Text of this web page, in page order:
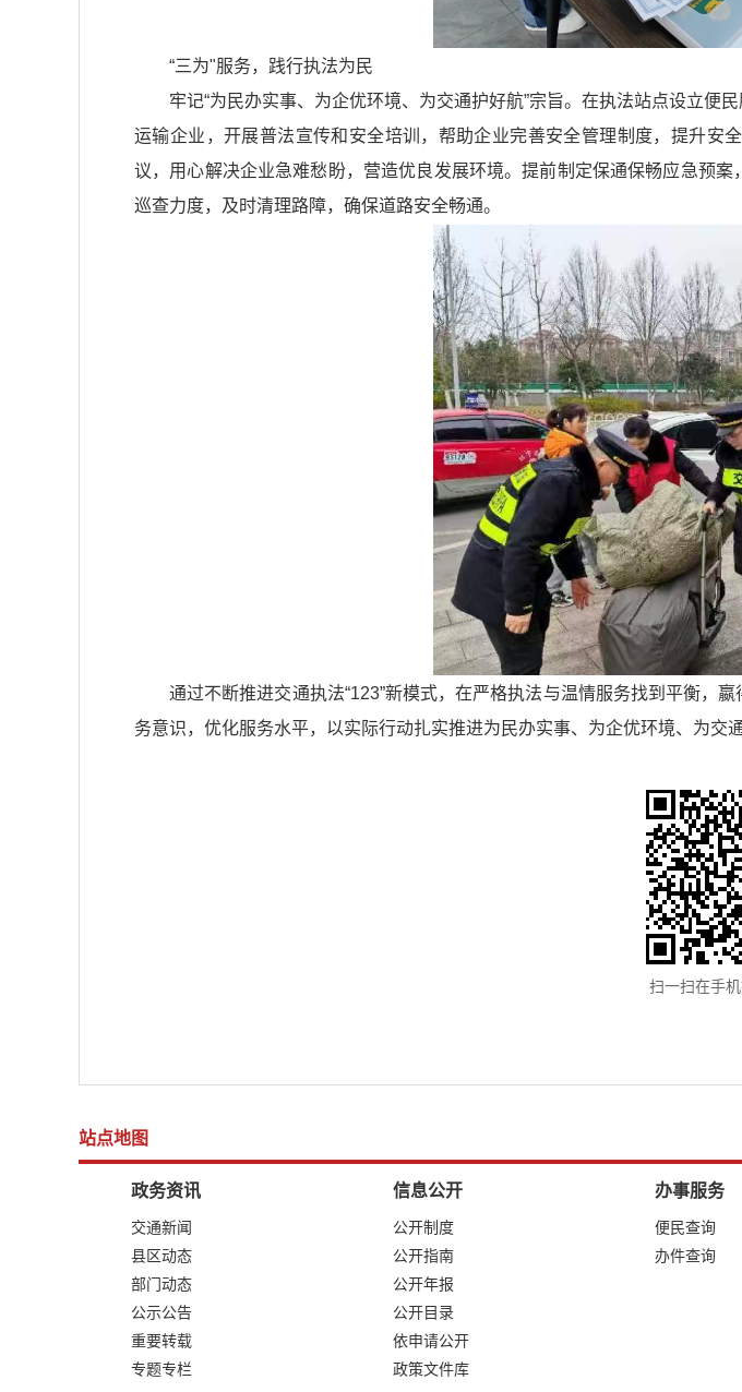
“三为"服务，践行执法为民
牢记“为民办实事、为企优环境、为交通护好航”宗旨。在执法站点设立
运输企业，开展普法宣传和安全培训，帮助企业完善安全管理制度，提升安
议，用心解决企业急难愁盼，营造优良发展环境。提前制定保通保畅应急预
巡查力度，及时清理路障，确保道路安全畅通。
通过不断推进交通执法“123”新模式，在严格执法与温情服务找到平衡，
务意识，优化服务水平，以实际行动扎实推进为民办实事、为企优环境、为交通
扫一扫在手
站点地图
政务资讯
交通新闻
县区动态
部门动态
公示公告
重要转载
专题专栏
信息公开
公开制度
公开指南
公开年报
公开目录
依申请公开
政策文件库
办事服务
便民查询
办件查询